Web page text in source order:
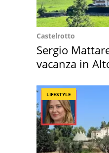
Castelrotto
Sergio
vacanza in
LIFESTYLE